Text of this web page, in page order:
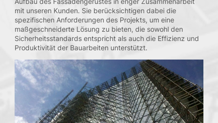
mit unseren Kunden. Sie berücksichtigen dabei die
spezifischen Anforderungen des Projekts, um eine
maßgeschneiderte Lösung zu bieten, die sowohl den
Sicherheitsstandards entspricht als auch die Effizienz und
Produktivität der Bauarbeiten unterstützt.